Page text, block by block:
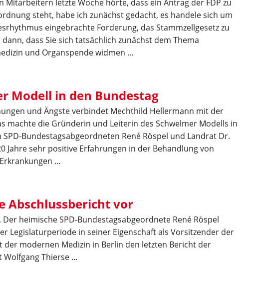
Mitarbeitern letzte Woche hörte, dass ein Antrag der FDP zu
steht, habe ich zunächst gedacht, es handele sich um
eingebrachte Forderung, das Stammzellgesetz zu
dass Sie sich tatsächlich zunächst dem Thema
und Organspende widmen ...
Modell in den Bundestag
und Ängste verbindet Mechthild Hellermann mit der
die Gründerin und Leiterin des Schwelmer Modells in
Bundestagsabgeordneten René Röspel und Landrat Dr.
Jahre sehr positive Erfahrungen in der Behandlung von
...
Abschlussbericht vor
heimische SPD-Bundestagsabgeordnete René Röspel
Legislaturperiode in seiner Eigenschaft als Vorsitzender der
der modernen Medizin in Berlin den letzten Bericht der
Thierse ...